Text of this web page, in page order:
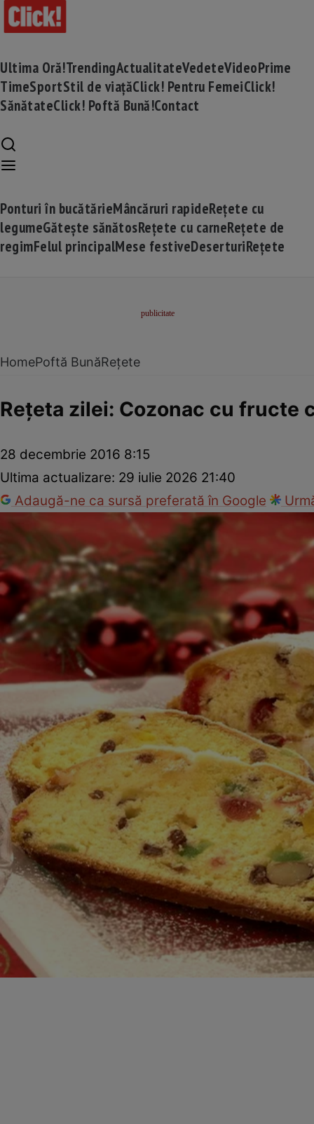
Ultima Oră!TrendingActualitateVedeteVideoPrime
TimeSportStil de viațăClick! Pentru FemeiClick!
SănătateClick! Poftă Bună!Contact
Ponturi în bucătărieMâncăruri rapideRețete cu
legumeGătește sănătosRețete cu carneRețete de
regimFelul principalMese festiveDeserturiRețete
HomePoftă BunăRețete
Reţeta zilei: Cozonac cu fructe
28 decembrie 2016 8:15
Ultima actualizare: 29 iulie 2026 21:40
Adaugă-ne ca sursă preferată în Google